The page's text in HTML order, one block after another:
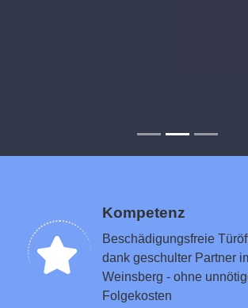
Kompetenz
Beschädigungsfreie
dank geschulter Partner
Weinsberg - ohne
Folgekosten